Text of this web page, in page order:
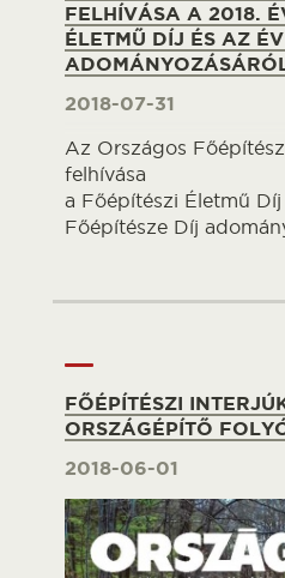
FELHÍVÁSA A 2018.
ÉLETMŰ DÍJ ÉS AZ
2018-07-31
Az Országos
felhívása
a Főépítészi Életmű
Főépítésze Díj
FŐÉPÍTÉSZI
ORSZÁGÉPÍTŐ
2018-06-01